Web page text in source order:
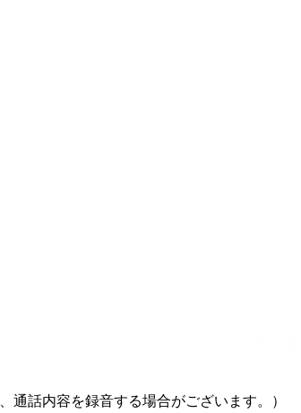
通話内容を録音する場合がございます。）